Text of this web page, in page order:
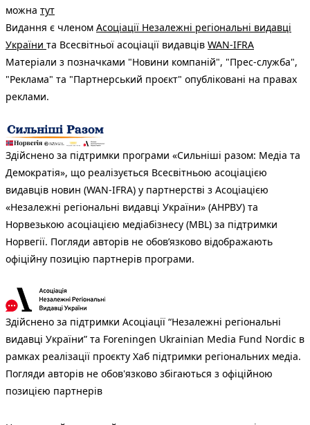
можна тут
Видання є членом Асоціації Незалежні регіональні видавці
України та Всесвітньої асоціації видавців WAN-IFRA
Матеріали з позначками "Новини компаній", "Прес-служба",
"Реклама" та "Партнерський проєкт" опубліковані на правах
реклами.
Здійснено за підтримки програми «Сильніші разом: Медіа та
Демократія», що реалізується Всесвітньою асоціацією
видавців новин (WAN-IFRA) у партнерстві з Асоціацією
«Незалежні регіональні видавці України» (АНРВУ) та
Норвезькою асоціацією медіабізнесу (MBL) за підтримки
Норвегії. Погляди авторів не обов’язково відображають
офіційну позицію партнерів програми.
Здійснено за підтримки Асоціації “Незалежні регіональні
видавці України” та Foreningen Ukrainian Media Fund Nordic в
рамках реалізації проєкту Хаб підтримки регіональних медіа.
Погляди авторів не обов'язково збігаються з офіційною
позицією партнерів